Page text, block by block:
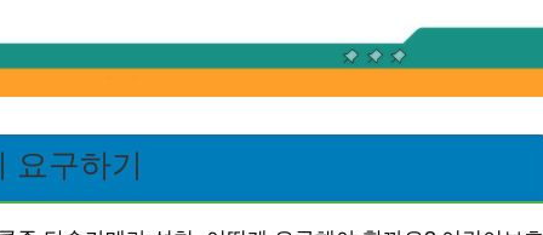
요구하기